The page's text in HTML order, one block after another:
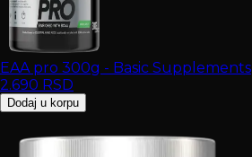
EAA pro 300g - Basic Supplements
2.690 RSD
Dodaj u korpu